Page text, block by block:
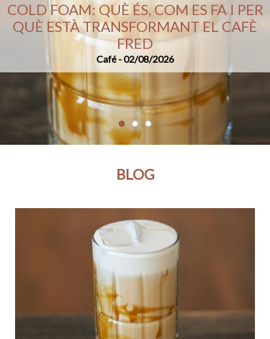
COLD FOAM: QUÈ ÉS, COM ES FA I PER
QUÈ ESTÀ TRANSFORMANT EL CAFÈ
FRED
Café-02/08/2026
Café 26/07/2026
19/07/2026
BLOG